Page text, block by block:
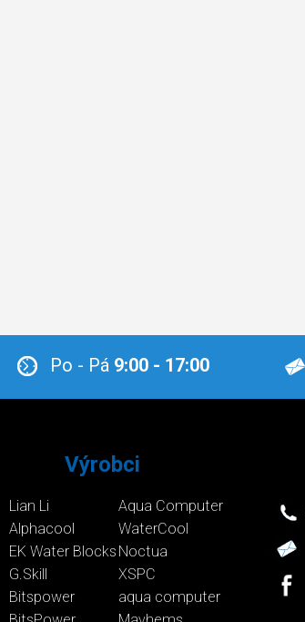
Po - Pá 9:00 - 17:00
Výrobci
Lian Li
Aqua Computer
Alphacool
WaterCool
EK Water Blocks Noctua
G.Skill
XSPC
Bitspower
aqua computer